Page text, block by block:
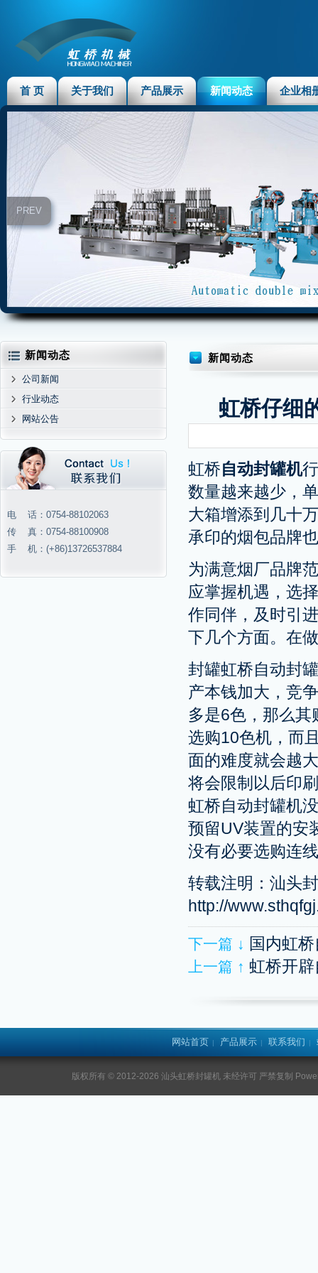
首 页 关于我们 产品展示 新闻动态 企业相
PREV
新闻动态
公司新闻
行业动态
网站公告
电 话：0754-88102063
传 真：0754-88100908
手 机：(+86)13726537884
新闻动态
虹桥仔细
虹桥自动封罐机
数量越来越少，
大箱增添到几十
承印的烟包品牌
为满意烟厂品牌
应掌握机遇，选
作同伴，及时引
下几个方面。在
封罐虹桥自动封
产本钱加大，竞
多是6色，那么
选购10色机，而
面的难度就会越
将会限制以后印
虹桥自动封罐机
预留UV装置的安
没有必要选购连
转载注明：汕头
http://
下一篇 ↓ 国内虹
上一篇 ↑ 虹桥开
网站首页 | 产品展示 | 联系我们 |
版权所有 © 2012-2026 汕头虹桥封罐机 未经许可 严禁复制